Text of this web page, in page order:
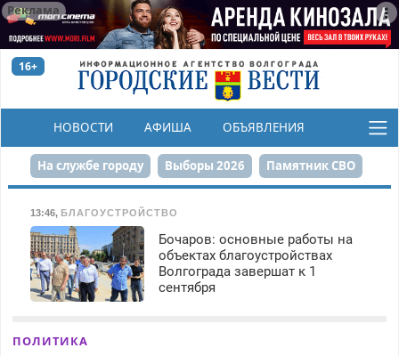
Реклама
16+
НОВОСТИ АФИША ОБЪЯВЛЕНИЯ
КОНКУРСЫ
На службе городу Выборы 2026 Памятник СВО
Сталинград в сердце
Набережная День Победы Реконструкция ЦПКиО
80-летие Победы Парк Героев-летчиков
13:46, БЛАГОУСТРОЙСТВО
Бочаров: основные работы на
объектах благоустройствах
Волгограда завершат к 1
сентября
ПОЛИТИКА